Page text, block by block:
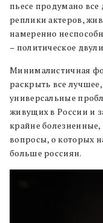
пьесе продумано
реплики актеров,
намеренно
– политическое
Минималистичная
раскрыть все
универсальные
живущих в России и
крайне
вопросы, о которых
больше россиян.